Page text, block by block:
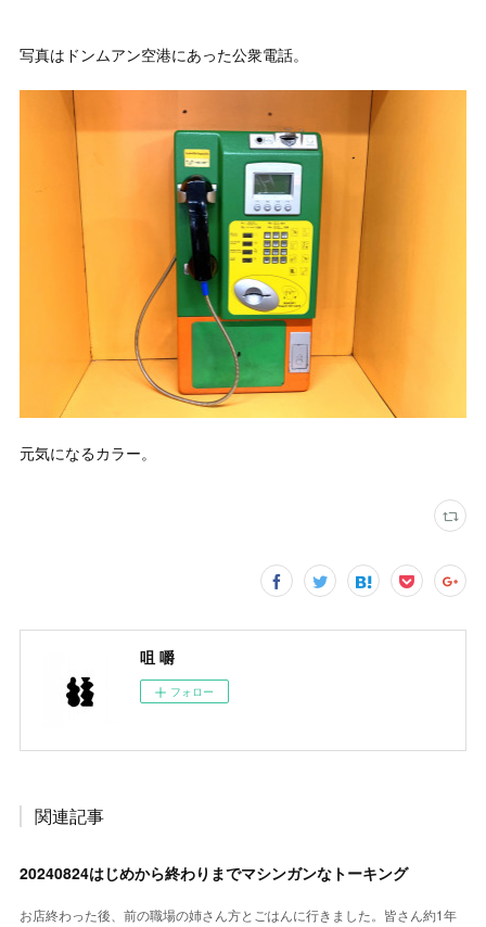
写真はドンムアン空港にあった公衆電話。
元気になるカラー。
咀 嚼
フォロー
関連記事
20240824はじめから終わりまでマシンガンなトーキング
お店終わった後、前の職場の姉さん方とごはんに行きました。皆さん約1年